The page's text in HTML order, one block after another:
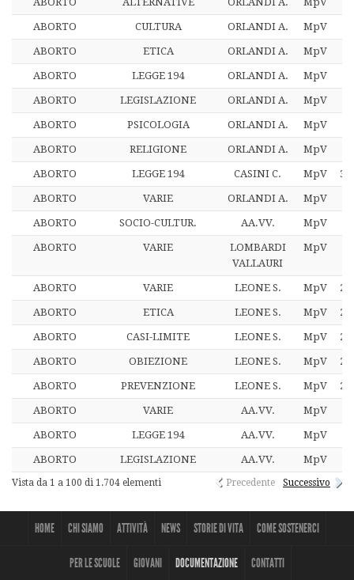
ABORTO CULTURA ORLANDI A. MpV
ABORTO ETICA ORLANDI A. MpV
ABORTO LEGGE 194 ORLANDI A. MpV
ABORTO LEGISLAZIONE ORLANDI A. MpV
ABORTO PSICOLOGIA ORLANDI A. MpV
ABORTO RELIGIONE ORLANDI A. MpV
ABORTO LEGGE 194 CASINI C. MpV
ABORTO VARIE ORLANDI A. MpV
ABORTO SOCIO-CULTUR. AA.VV. MpV
ABORTO VARIE
LOMBARDI
VALLAURI
MpV
ABORTO VARIE LEONE S. MpV
ABORTO ETICA LEONE S. MpV
ABORTO CASI-LIMITE LEONE S. MpV
ABORTO OBIEZIONE LEONE S. MpV
ABORTO PREVENZIONE LEONE S. MpV
ABORTO VARIE AA.VV. MpV
ABORTO LEGGE 194 AA.VV. MpV
ABORTO LEGISLAZIONE AA.VV. MpV
Vista da 1 a 100 di 1.704 elementi Precedente Successivo
HOME CHI SIAMO ATTIVITÀ NEWS STORIE DI VITA COME SOSTENERCI
PER LE SCUOLE GIOVANI DOCUMENTAZIONE CONTATTI